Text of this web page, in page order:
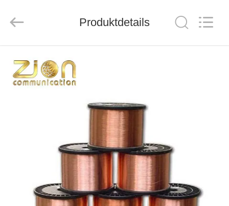
PRODUKTE
AUSFLUG
LTD.
Produktdetails